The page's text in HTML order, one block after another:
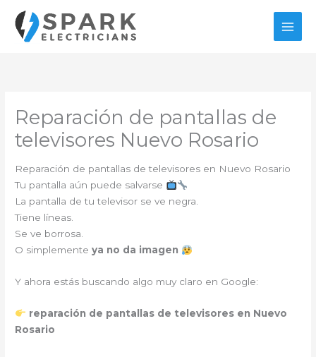
contenido
Reparación de pantallas de
televisores Nuevo Rosario
Reparación de pantallas de televisores en Nuevo Rosario
Tu pantalla aún puede salvarse
La pantalla de tu televisor se ve negra.
Tiene líneas.
Se ve borrosa.
O simplementeya no da imagen
Y ahora estás buscando algo muy claro en Google:
reparación de pantallas de televisores en Nuevo
Rosario